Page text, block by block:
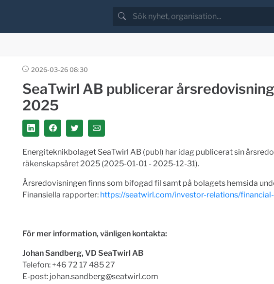
2026-03-26 08:30
SeaTwirl AB publicerar
2025
Energiteknikbolaget SeaTwirl AB (publ) har idag publicerat sin
räkenskapsåret 2025 (2025-01-01 - 2025-12-31).
Årsredovisningen finns som bifogad fil samt på bolagets hemsida
Finansiella rapporter: https://seatwirl.com/investor-relations/
För mer information, vänligen kontakta:
Johan Sandberg, VD SeaTwirl AB
Telefon: +46 72 17 485 27
E-post: johan.sandberg@seatwirl.com